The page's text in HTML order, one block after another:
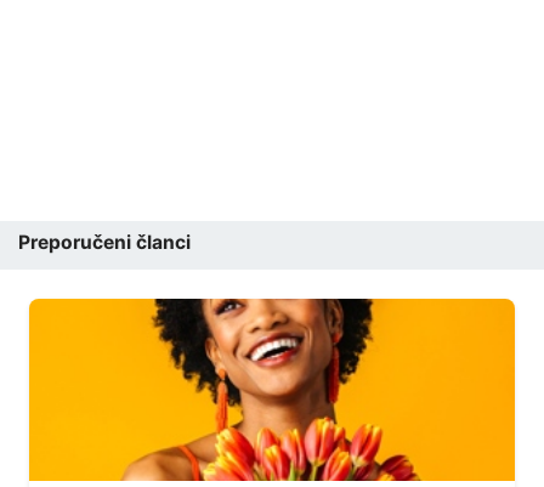
Preporučeni članci